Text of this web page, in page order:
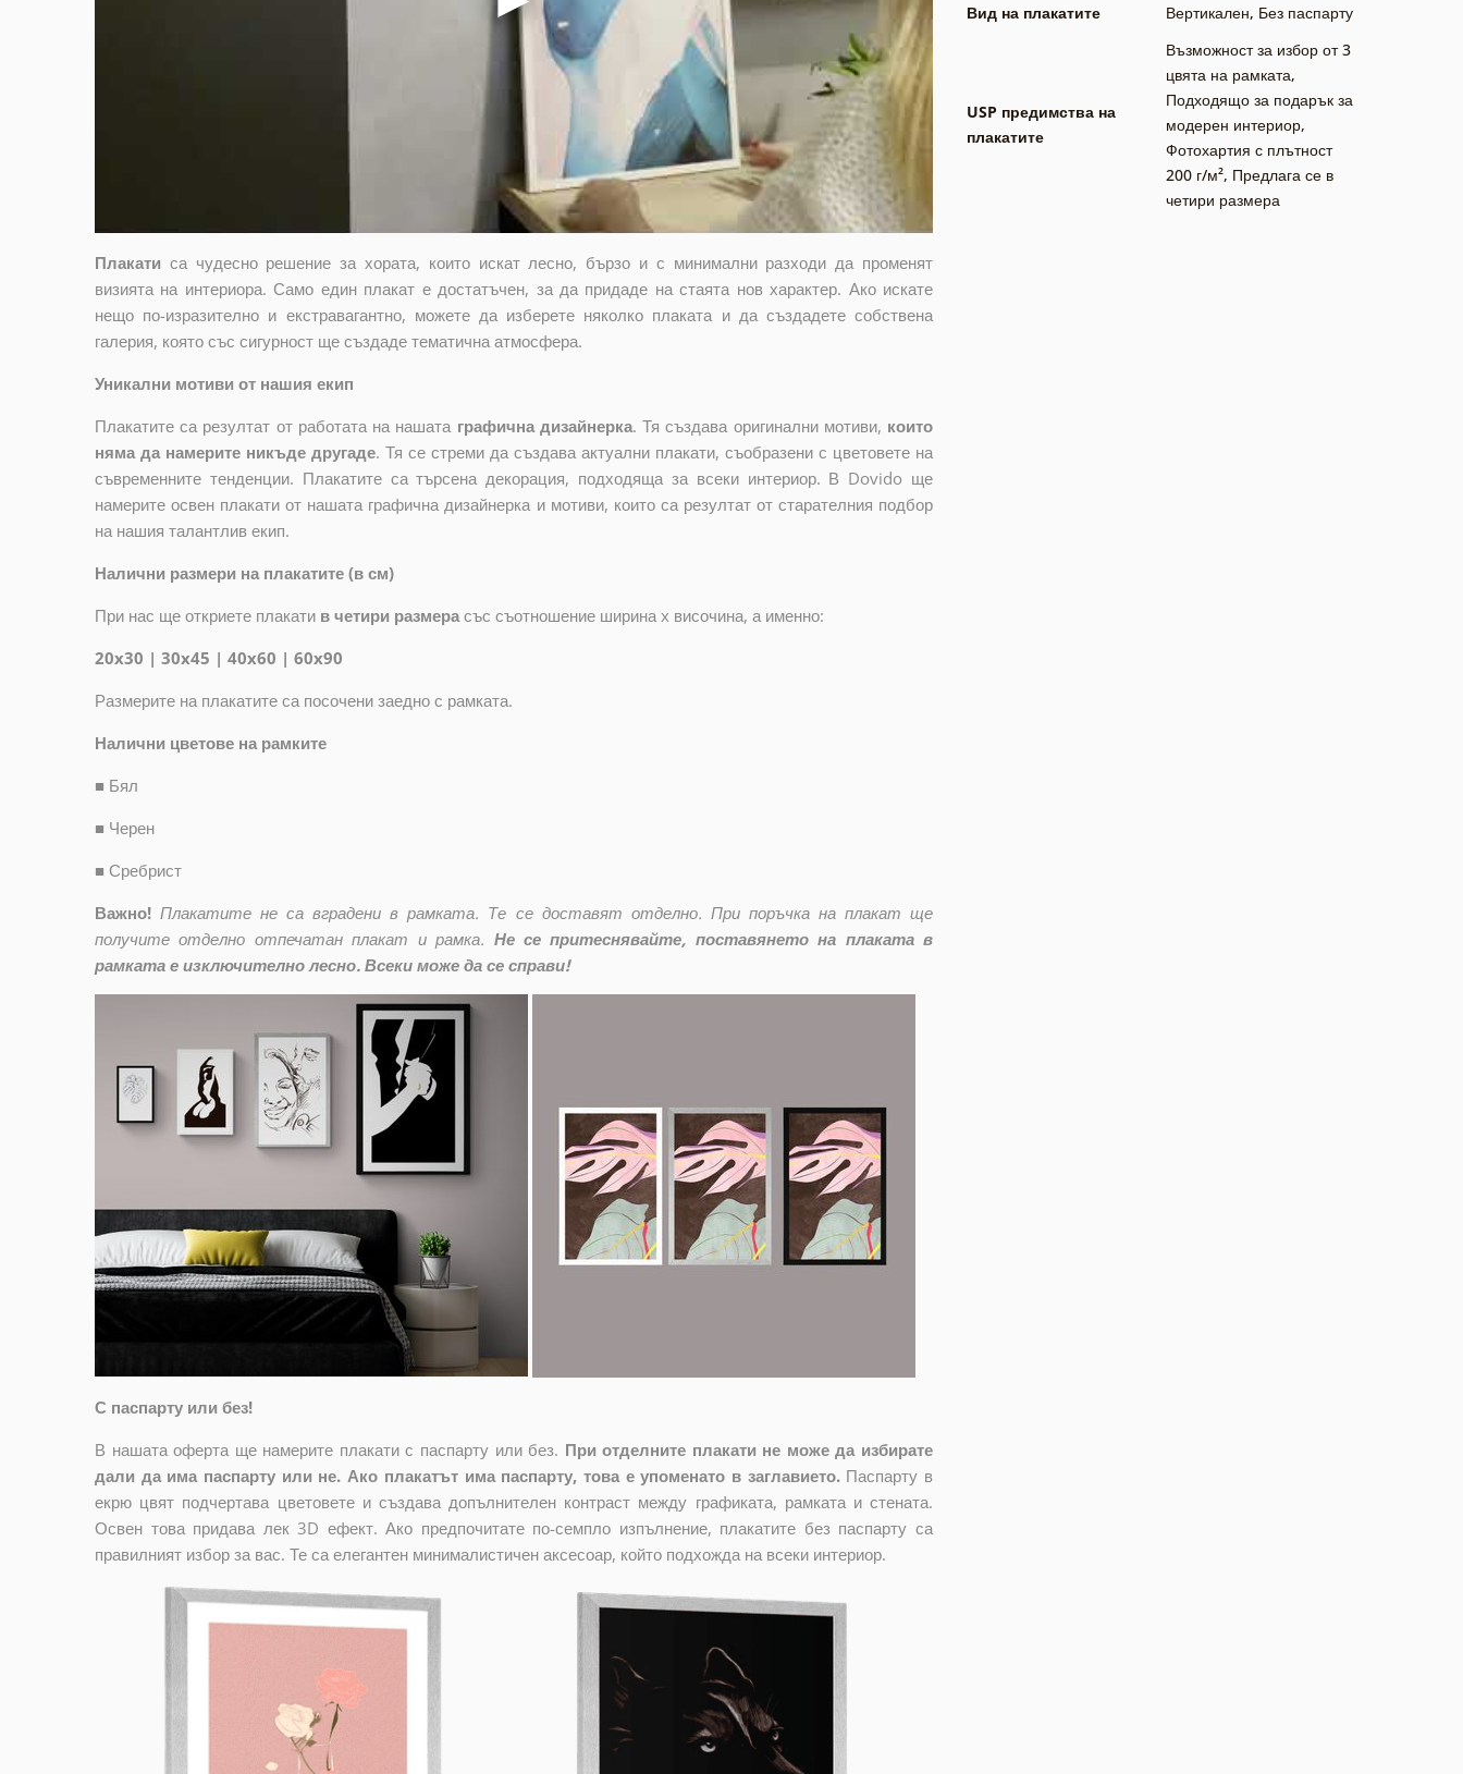
Плакати са чудесно решение за хората, които искат лесно, бързо и с минимални разходи да променят
визията на интериора. Само един плакат е достатъчен, за да придаде на стаята нов характер. Ако искате
нещо по-изразително и екстравагантно, можете да изберете няколко плаката и да създадете собствена
галерия, която със сигурност ще създаде тематична атмосфера.
Уникални мотиви от нашия екип
Плакатите са резултат от работата на нашата графична дизайнерка. Тя създава оригинални мотиви, които
няма да намерите никъде другаде. Тя се стреми да създава актуални плакати, съобразени с цветовете на
съвременните тенденции. Плакатите са търсена декорация, подходяща за всеки интериор. В Dovido ще
намерите освен плакати от нашата графична дизайнерка и мотиви, които са резултат от старателния подбор
на нашия талантлив екип.
Налични размери на плакатите (в см)
При нас ще откриете плакати в четири размера със съотношение ширина x височина, а именно:
20x30 | 30x45 | 40x60 | 60x90
Размерите на плакатите са посочени заедно с рамката.
Налични цветове на рамките
■ Бял
■ Черен
■ Сребрист
Важно! Плакатите не са вградени в рамката. Те се доставят отделно. При поръчка на плакат ще
получите отделно отпечатан плакат и рамка. Не се притеснявайте, поставянето на плаката в
рамката е изключително лесно. Всеки може да се справи!
С паспарту или без!
В нашата оферта ще намерите плакати с паспарту или без. При отделните плакати не може да избирате
дали да има паспарту или не. Ако плакатът има паспарту, това е упоменато в заглавието. Паспарту в
екрю цвят подчертава цветовете и създава допълнителен контраст между графиката, рамката и стената.
Освен това придава лек 3D ефект. Ако предпочитате по-семпло изпълнение, плакатите без паспарту са
правилният избор за вас. Те са елегантен минималистичен аксесоар, който подхожда на всеки интериор.
Вид на плакатите
Вертикален, Без паспарту
USP предимства на
плакатите
Възможност за избор от 3
цвята на рамката,
Подходящо за подарък за
модерен интериор,
Фотохартия с плътност
200 г/м², Предлага се в
четири размера